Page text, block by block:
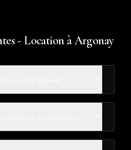
- Location à Argonay